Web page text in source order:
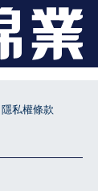
隱私權條款